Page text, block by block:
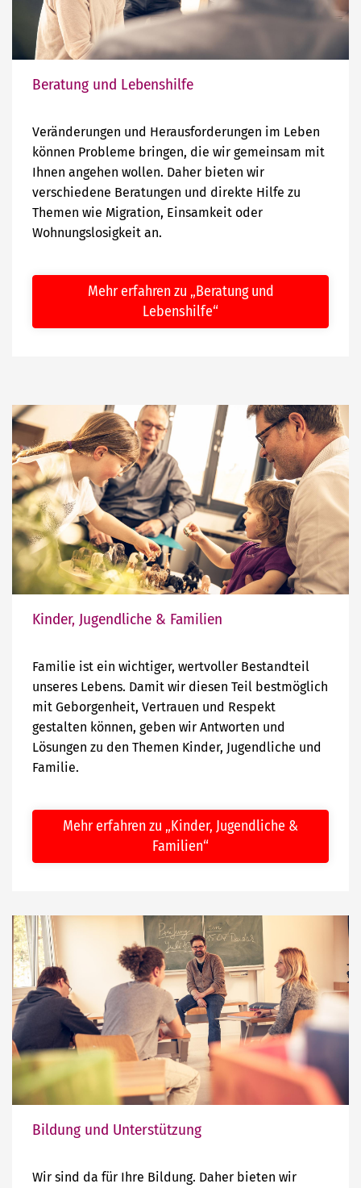
Beratung und Lebenshilfe
Veränderungen und Herausforderungen im Leben
können Probleme bringen, die wir gemeinsam mit
Ihnen angehen wollen. Daher bieten wir
verschiedene Beratungen und direkte Hilfe zu
Themen wie Migration, Einsamkeit oder
Wohnungslosigkeit an.
Mehr erfahren zu „Beratung und
Lebenshilfe“
Kinder, Jugendliche & Familien
Familie ist ein wichtiger, wertvoller Bestandteil
unseres Lebens. Damit wir diesen Teil bestmöglich
mit Geborgenheit, Vertrauen und Respekt
gestalten können, geben wir Antworten und
Lösungen zu den Themen Kinder, Jugendliche und
Familie.
Mehr erfahren zu „Kinder, Jugendliche &
Familien“
Bildung und Unterstützung
Wir sind da für Ihre Bildung. Daher bieten wir